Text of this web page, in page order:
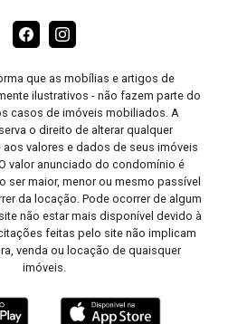
que as mobílias e artigos de
ilustrativos - não fazem parte do
casos de imóveis mobiliados. A
o direito de alterar qualquer
valores e dados de seus imóveis
valor anunciado do condomínio é
ser maior, menor ou mesmo passível
da locação. Pode ocorrer de algum
não estar mais disponível devido à
feitas pelo site não implicam
venda ou locação de quaisquer
imóveis.